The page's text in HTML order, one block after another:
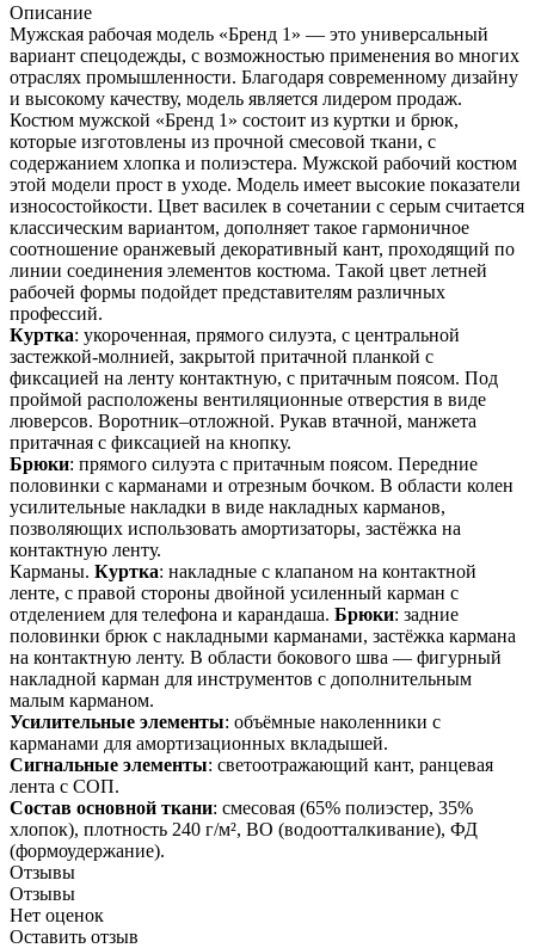
Описание
Мужская рабочая модель «Бренд 1» — это универсальный
вариант спецодежды, с возможностью применения во многих
отраслях промышленности. Благодаря современному дизайну
и высокому качеству, модель является лидером продаж.
Костюм мужской «Бренд 1» состоит из куртки и брюк,
которые изготовлены из прочной смесовой ткани, с
содержанием хлопка и полиэстера. Мужской рабочий костюм
этой модели прост в уходе. Модель имеет высокие показатели
износостойкости. Цвет василек в сочетании с серым считается
классическим вариантом, дополняет такое гармоничное
соотношение оранжевый декоративный кант, проходящий по
линии соединения элементов костюма. Такой цвет летней
рабочей формы подойдет представителям различных
профессий.
Куртка: укороченная, прямого силуэта, с центральной
застежкой-молнией, закрытой притачной планкой с
фиксацией на ленту контактную, с притачным поясом. Под
проймой расположены вентиляционные отверстия в виде
люверсов. Воротник–отложной. Рукав втачной, манжета
притачная с фиксацией на кнопку.
Брюки: прямого силуэта с притачным поясом. Передние
половинки с карманами и отрезным бочком. В области колен
усилительные накладки в виде накладных карманов,
позволяющих использовать амортизаторы, застёжка на
контактную ленту.
Карманы. Куртка: накладные с клапаном на контактной
ленте, с правой стороны двойной усиленный карман с
отделением для телефона и карандаша. Брюки: задние
половинки брюк с накладными карманами, застёжка кармана
на контактную ленту. В области бокового шва — фигурный
накладной карман для инструментов с дополнительным
малым карманом.
Усилительные элементы: объёмные наколенники с
карманами для амортизационных вкладышей.
Сигнальные элементы: светоотражающий кант, ранцевая
лента с СОП.
Состав основной ткани: смесовая (65% полиэстер, 35%
хлопок), плотность 240 г/м², ВО (водоотталкивание), ФД
(формоудержание).
Отзывы
Отзывы
Нет оценок
Оставить отзыв